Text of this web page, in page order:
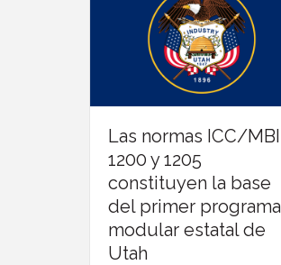
Las normas ICC/MBI
1200 y 1205
constituyen la base
del primer programa
modular estatal de
Utah